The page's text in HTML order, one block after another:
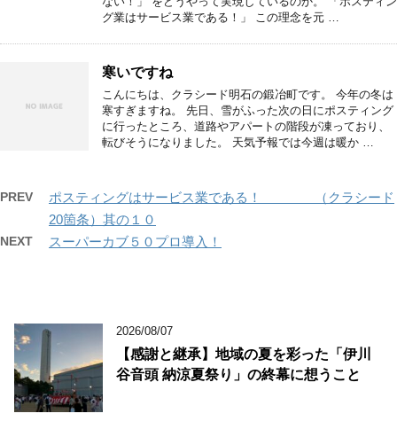
グ業はサービス業である！」 この理念を元 …
寒いですね
こんにちは、クラシード明石の鍛冶町です。 今年の冬は
寒すぎますね。 先日、雪がふった次の日にポスティング
に行ったところ、道路やアパートの階段が凍っており、
転びそうになりました。 天気予報では今週は暖か …
PREV
ポスティングはサービス業である！ （クラシード
20箇条）其の１０
NEXT スーパーカブ５０プロ導入！
2026/08/07
【感謝と継承】地域の夏を彩った「伊川
谷音頭 納涼夏祭り」の終幕に想うこと